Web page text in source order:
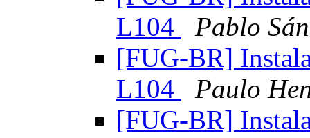
L104
Pablo
[FUG-BR]
L104
Paulo
[FUG-BR]